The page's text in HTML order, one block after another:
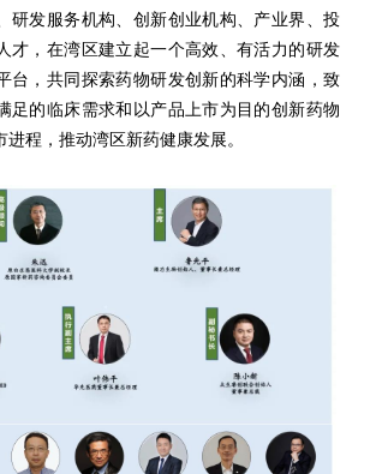
研发服务机构、创新创业机构、产业界、投
才，在湾区建立起一个高效、有活力的研发
台，共同探索药物研发创新的科学内涵，致
足的临床需求和以产品上市为目的创新药物
程，推动湾区新药健康发展。